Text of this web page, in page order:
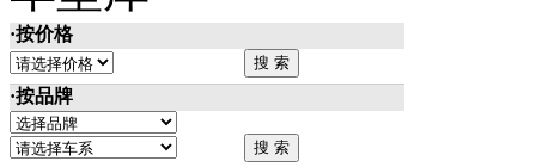
·按价格
·按品牌